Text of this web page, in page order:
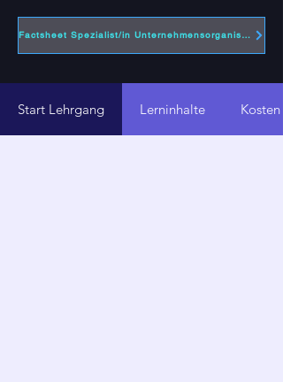
Factsheet Spezialist/in Unternehmensorganisation
Start Lehrgang Lerninhalte Kosten